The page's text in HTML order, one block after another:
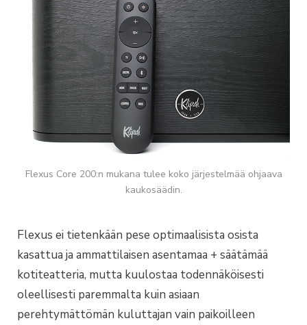
Flexus Core 200:n mukana tulee koko järjestelmää ohjaava
kaukosäädin.
Flexus ei tietenkään pese optimaalisista osista
kasattua ja ammattilaisen asentamaa + säätämää
kotiteatteria, mutta kuulostaa todennäköisesti
oleellisesti paremmalta kuin asiaan
perehtymättömän kuluttajan vain paikoilleen